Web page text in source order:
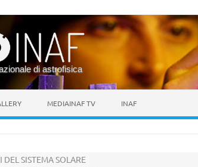
di astrofisica
MEDIAINAF TV INAF
SISTEMA SOLARE